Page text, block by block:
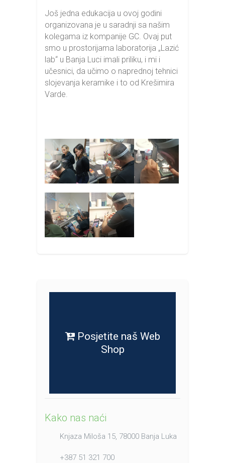
Još jedna edukacija u ovoj godini
organizovana je u saradnji sa našim
kolegama iz kompanije GC. Ovaj put
smo u prostorijama laboratorija „Lazić
lab“ u Banja Luci imali priliku, i mi i
učesnici, da učimo o naprednoj tehnici
slojevanja keramike i to od Krešimira
Varde.
Posjetite naš Web
Shop
Kako nas naći
Knjaza Miloša 15, 78000 Banja Luka
+387 51 321 700